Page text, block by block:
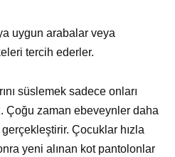
uygun arabalar veya
tercih ederler.
süslemek sadece onları
Çoğu zaman ebeveynler daha
Çocuklar hızla
yeni alınan kot pantolonlar